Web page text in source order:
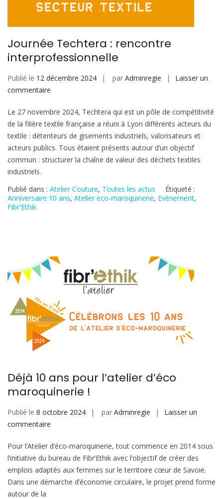
Journée Techtera : rencontre
interprofessionnelle
Publié le 12 décembre 2024 par Adminregie
Laisser un
commentaire
Techtera
:
rencontre
interprofessionnelle
Le 27 novembre 2024, Techtera qui est un pôle de compétitivité
de la filière textile française a réuni à Lyon différents acteurs du
textile : détenteurs de gisements industriels, valorisateurs et
acteurs publics. Tous étaient présents autour d’un objectif
commun : structurer la chaîne de valeur des déchets textiles
industriels.
Publié dans : Atelier Couture, Toutes les actus
Étiqueté :
Anniversaire 10 ans, Atelier eco-maroquinerie, Evènement,
Fibr'Ethik
Déjà 10 ans pour l’atelier d’éco
maroquinerie !
Publié le 8 octobre 2024 par Adminregie
Laisser un
commentaire
10
ans
pour
l’atelier
Pour l’Atelier d’éco-maroquinerie, tout commence en 2014 sous
l’initiative du bureau de Fibr’Ethik avec l’objectif de créer des
emplois adaptés aux femmes sur le territoire cœur de Savoie.
Dans une démarche d’économie circulaire, le projet prend forme
autour de la